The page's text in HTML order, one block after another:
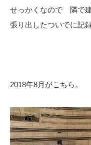
せっかくなので 隣で
張り出したついでに記
2018年8月がこちら。